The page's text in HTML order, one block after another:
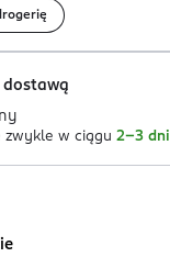
dostawą
zwykle w ciągu 2-3 dni